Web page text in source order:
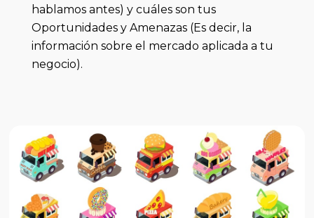
hablamos antes) y cuáles son tus
Oportunidades y Amenazas (Es decir, la
información sobre el mercado aplicada a tu
negocio).